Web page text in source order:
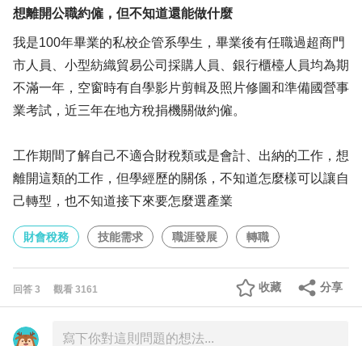
想離開公職約僱，但不知道還能做什麼
我是100年畢業的私校企管系學生，畢業後有任職過超商門
市人員、小型紡織貿易公司採購人員、銀行櫃檯人員均為期
不滿一年，空窗時有自學影片剪輯及照片修圖和準備國營事
業考試，近三年在地方稅捐機關做約僱。
工作期間了解自己不適合財稅類或是會計、出納的工作，想
離開這類的工作，但學經歷的關係，不知道怎麼樣可以讓自
己轉型，也不知道接下來要怎麼選產業
財會稅務 技能需求 職涯發展 轉職
回答 3 觀看 3161 分享
收藏